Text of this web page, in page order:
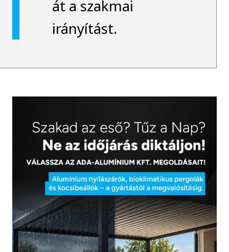
át a szakmai
irányítást.